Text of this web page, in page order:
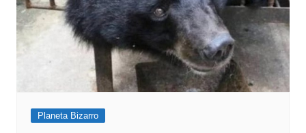
Planeta Bizarro